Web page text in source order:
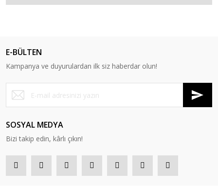
E-BÜLTEN
Kampanya ve duyurulardan ilk siz haberdar olun!
SOSYAL MEDYA
Bizi takip edin, kârlı çıkın!